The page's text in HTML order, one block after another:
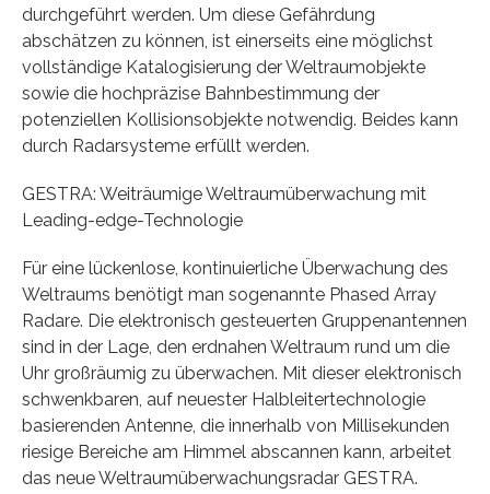
durchgeführt werden. Um diese Gefährdung
abschätzen zu können, ist einerseits eine möglichst
vollständige Katalogisierung der Weltraumobjekte
sowie die hochpräzise Bahnbestimmung der
potenziellen Kollisionsobjekte notwendig. Beides kann
durch Radarsysteme erfüllt werden.
GESTRA: Weiträumige Weltraumüberwachung mit
Leading-edge-Technologie
Für eine lückenlose, kontinuierliche Überwachung des
Weltraums benötigt man sogenannte Phased Array
Radare. Die elektronisch gesteuerten Gruppenantennen
sind in der Lage, den erdnahen Weltraum rund um die
Uhr großräumig zu überwachen. Mit dieser elektronisch
schwenkbaren, auf neuester Halbleitertechnologie
basierenden Antenne, die innerhalb von Millisekunden
riesige Bereiche am Himmel abscannen kann, arbeitet
das neue Weltraumüberwachungsradar GESTRA.